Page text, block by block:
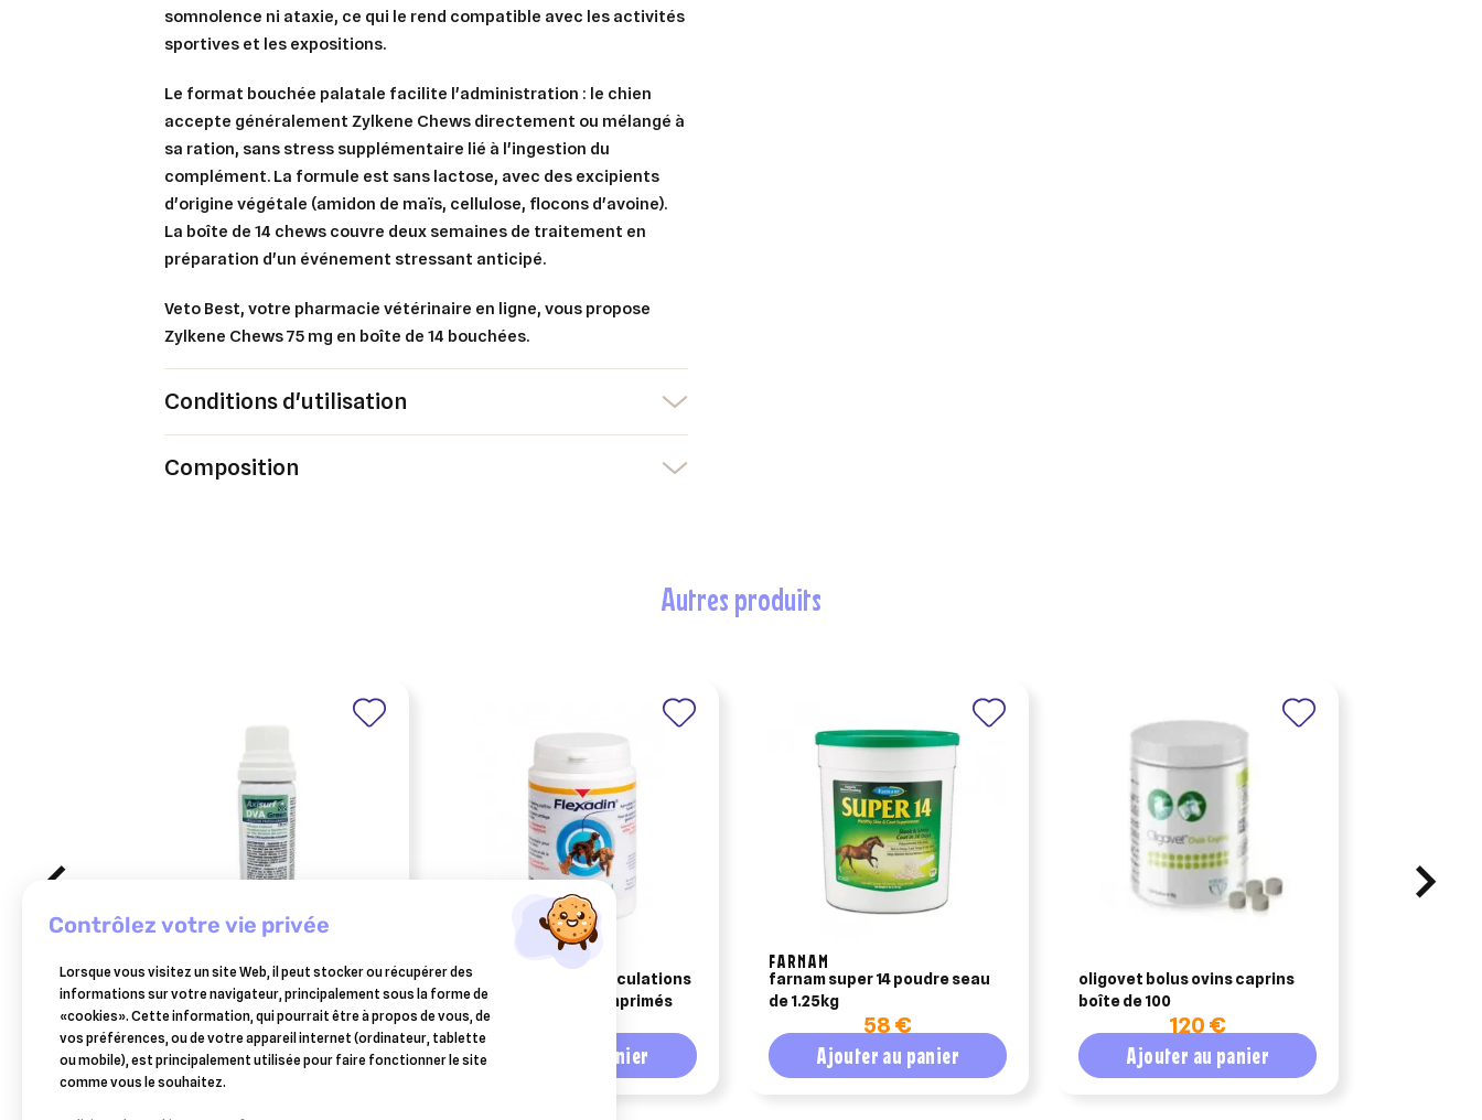
somnolence ni ataxie, ce qui le rend compatible avec les activités
sportives et les expositions.
Le format bouchée palatale facilite l'administration : le chien
accepte généralement Zylkene Chews directement ou mélangé à
sa ration, sans stress supplémentaire lié à l'ingestion du
complément. La formule est sans lactose, avec des excipients
d'origine végétale (amidon de maïs, cellulose, flocons d'avoine).
La boîte de 14 chews couvre deux semaines de traitement en
préparation d'un événement stressant anticipé.
Veto Best, votre pharmacie vétérinaire en ligne, vous propose
Zylkene Chews 75 mg en boîte de 14 bouchées.
Conditions d'utilisation
Composition
autres produits
axisurf dva monodose -
solution complète pour la
désinfection des surfaces
21,69 €
Ajouter au panier
VÉTOQUINOL
flexadin soutien articulations
chien et chat 90 comprimés
Ajouter au panier
FARNAM
farnam super 14 poudre seau
de 1.25kg
58 €
Ajouter au panier
oligovet bolus ovins caprins
boîte de 100
120 €
Ajouter au panier
add_circle_outline Créer une nouvelle liste
contrôlez votre vie privée
Lorsque vous visitez un site Web, il peut stocker ou récupérer des
informations sur votre navigateur, principalement sous la forme de
«cookies». Cette information, qui pourrait être à propos de vous, de
vos préférences, ou de votre appareil internet (ordinateur, tablette
ou mobile), est principalement utilisée pour faire fonctionner le site
comme vous le souhaitez.